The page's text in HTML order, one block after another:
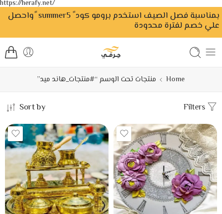
https://herafy.net/
بمناسبة فصل الصيف استخدم برومو كود ً summer5 ًواحصل
علي خصم لفترة محدودة
Home منتجات تحت الوسم “#منتجات_هاند ميد”
Sort by